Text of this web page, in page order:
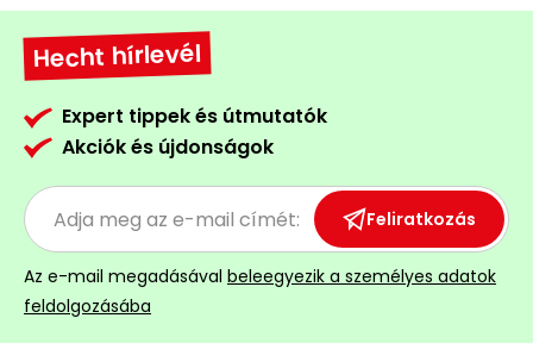
Hecht hírlevél
Expert tippek és útmutatók
Akciók és újdonságok
Feliratkozás
Az e-mail megadásával beleegyezik a személyes adatok
feldolgozásába